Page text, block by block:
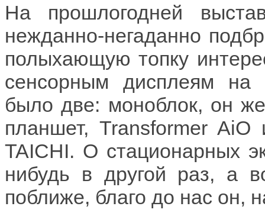
На прошлогодней
нежданно-негаданно
полыхающую топку
сенсорным дисплеям
было две: моноблок, он
планшет, Transformer AiO
TAICHI. О стационарных
нибудь в другой раз, а
поближе, благо до нас он,